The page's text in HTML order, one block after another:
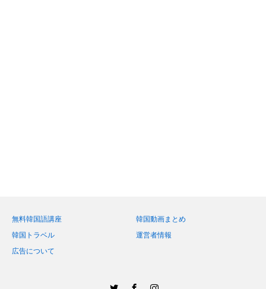
無料韓国語講座
韓国動画まとめ
韓国トラベル
運営者情報
広告について
Instagram